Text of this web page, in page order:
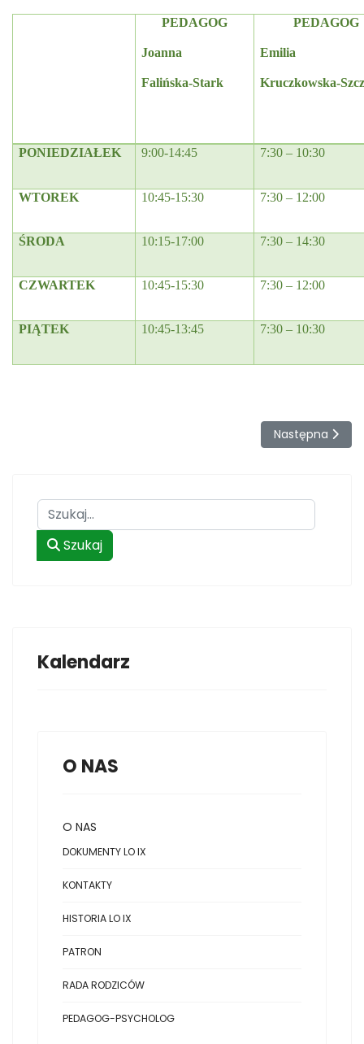
PEDAGOG
Joanna
Falińska-Stark
PEDAGOG
Emilia
Kruczkowska-
PONIEDZIAŁEK 9:00-14:45 7:30 – 10:30
WTOREK 10:45-15:30 7:30 – 12:00
ŚRODA 10:15-17:00 7:30 – 14:30
CZWARTEK 10:45-15:30 7:30 – 12:00
PIĄTEK 10:45-13:45 7:30 – 10:30
Następna
Następna
Szukaj
Szukaj
Kalendarz
O NAS
O NAS
DOKUMENTY LO IX
KONTAKTY
HISTORIA LO IX
PATRON
RADA RODZICÓW
PEDAGOG-PSYCHOLOG